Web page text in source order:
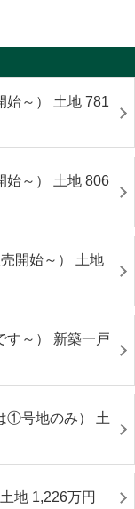
始～） 土地 781
始～） 土地 806
開始～） 土地
す～） 新築一戸
①号地のみ） 土
地 1,226万円